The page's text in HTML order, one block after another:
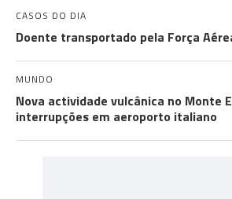
CASOS DO DIA
Doente transportado pela Força
MUNDO
Nova actividade vulcânica no Monte
interrupções em aeroporto italiano